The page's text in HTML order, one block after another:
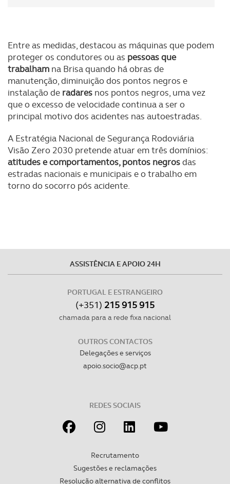
Entre as medidas, destacou as máquinas que podem
proteger os condutores ou as pessoas que
trabalham na Brisa quando há obras de
manutenção, diminuição dos pontos negros e
instalação de radares nos pontos negros, uma vez
que o excesso de velocidade continua a ser o
principal motivo dos acidentes nas autoestradas.
A Estratégia Nacional de Segurança Rodoviária
Visão Zero 2030 pretende atuar em três domínios:
atitudes e comportamentos, pontos negrosdas
estradas nacionais e municipais e o trabalho em
torno do socorro pós acidente.
ASSISTÊNCIA E APOIO 24H
PORTUGAL E ESTRANGEIRO
(+351) 215 915 915
chamada para a rede fixa nacional
OUTROS CONTACTOS
Delegações e serviços
apoio.socio@acp.pt
REDES SOCIAIS
Recrutamento
Sugestões e reclamações
Resolução alternativa de conflitos